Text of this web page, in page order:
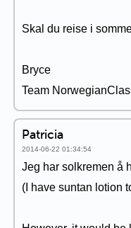
Skal du reise i
Bryce
Team
Patricia
2014-06-22 01:34:54
Jeg har solkremen å
(I have suntan lotion